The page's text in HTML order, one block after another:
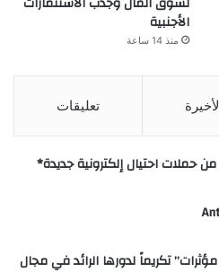
الأجنبية
منذ 14 ساعة
تعليقات
حملات احتيال إلكترونية جديدة*
تكريماً لدورها الرائد في مجال